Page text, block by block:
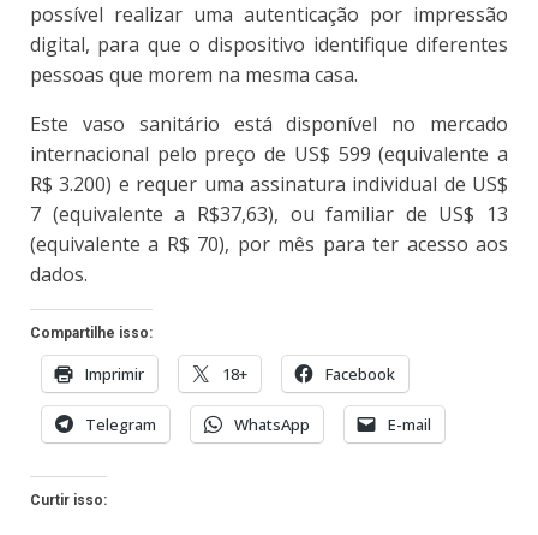
possível realizar uma autenticação por impressão
digital, para que o dispositivo identifique diferentes
pessoas que morem na mesma casa.
Este vaso sanitário está disponível no mercado
internacional pelo preço de US$ 599 (equivalente a
R$ 3.200) e requer uma assinatura individual de US$
7 (equivalente a R$37,63), ou familiar de US$ 13
(equivalente a R$ 70), por mês para ter acesso aos
dados.
Compartilhe isso:
Imprimir 18+ Facebook
Telegram WhatsApp E-mail
Curtir isso: